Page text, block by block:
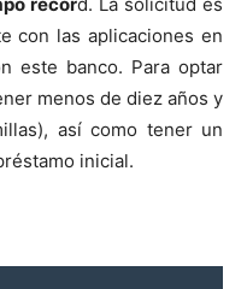
record. La solicitud es
con las aplicaciones en
este banco. Para optar
menos de diez años y
así como tener un
inicial.